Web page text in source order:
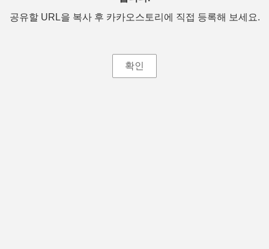
공유할 URL을 복사 후 카카오스토리에 직접 등록해 보세요.
확인